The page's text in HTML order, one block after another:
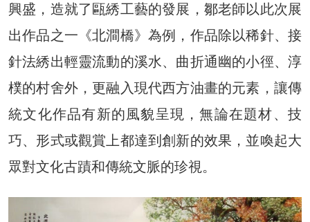
興盛，造就了甌綉工藝的發展，鄒老師以此次展
出作品之一《北澗橋》為例，作品除以稀針、接
針法綉出輕靈流動的溪水、曲折通幽的小徑、淳
樸的村舍外，更融入現代西方油畫的元素，讓傳
統文化作品有新的風貌呈現，無論在題材、技
巧、形式或觀賞上都達到創新的效果，並喚起大
眾對文化古蹟和傳統文脈的珍視。